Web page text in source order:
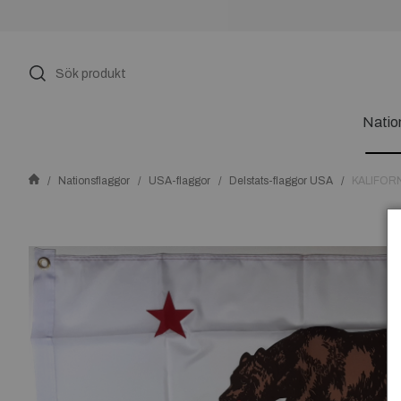
Nationsflaggor USA-flaggor Delstats-flaggor USA